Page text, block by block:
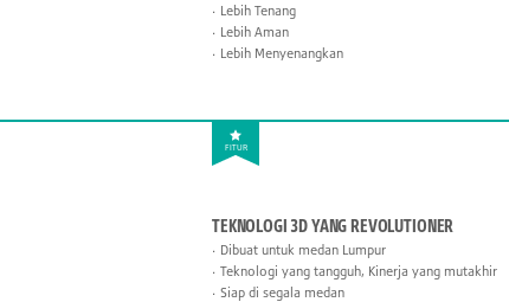
Lebih Tenang
Lebih Aman
Lebih Menyenangkan
FITUR
TEKNOLOGI 3D YANG REVOLUTIONER
Dibuat untuk medan Lumpur
Teknologi yang tangguh, Kinerja yang mutakhir
Siap di segala medan